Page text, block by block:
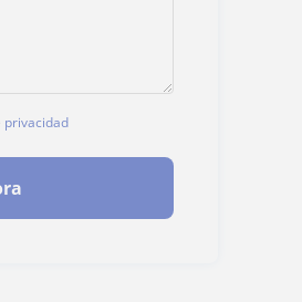
privacidad